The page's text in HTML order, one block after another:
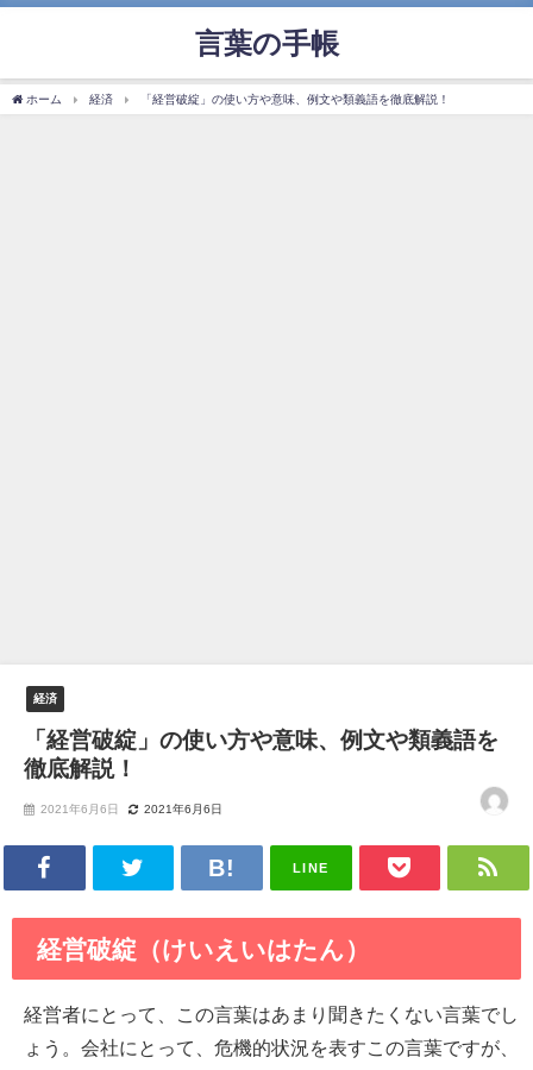
言葉の手帳
ホーム 経済 「経営破綻」の使い方や意味、例文や類義語を徹底解説！
経済
「経営破綻」の使い方や意味、例文や類義語を
徹底解説！
2021年6月6日 2021年6月6日
LINE
経営破綻（けいえいはたん）
経営者にとって、この言葉はあまり聞きたくない言葉でし
ょう。会社にとって、危機的状況を表すこの言葉ですが、